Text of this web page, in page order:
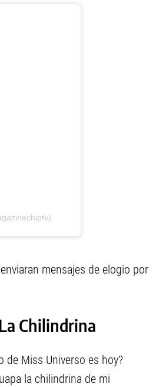
mensajes de elogio por
Chilindrina
de Miss Universo es hoy?
la chilindrina de mi